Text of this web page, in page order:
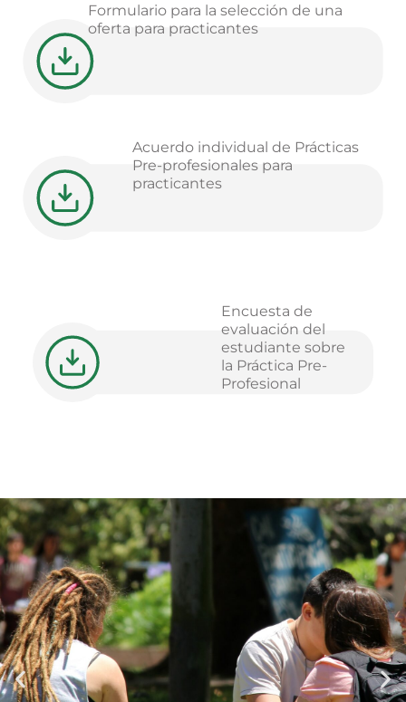
Formulario para la selección de una
oferta para practicantes
Acuerdo individual de Prácticas
Pre-profesionales para
practicantes
Encuesta de
evaluación del
estudiante sobre
la Práctica Pre-
Profesional